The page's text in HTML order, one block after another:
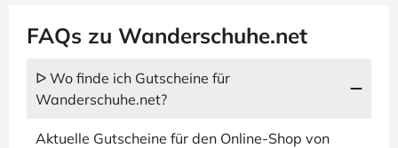
FAQs zu Wanderschuhe.net
ᐅ Wo finde ich Gutscheine für
Wanderschuhe.net?
Aktuelle Gutscheine für den Online-Shop von